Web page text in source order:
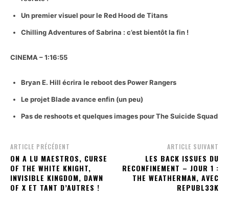
Un premier visuel pour le Red Hood de Titans
Chilling Adventures of Sabrina : c’est bientôt la fin !
CINEMA – 1:16:55
Bryan E. Hill écrira le reboot des Power Rangers
Le projet Blade avance enfin (un peu)
Pas de reshoots et quelques images pour The Suicide Squad
ARTICLE PRÉCÉDENT
ON A LU MAESTROS, CURSE
OF THE WHITE KNIGHT,
INVISIBLE KINGDOM, DAWN
OF X ET TANT D’AUTRES !
ARTICLE SUIVANT
LES BACK ISSUES DU
RECONFINEMENT – JOUR 1 :
THE WEATHERMAN, AVEC
REPUBL33K